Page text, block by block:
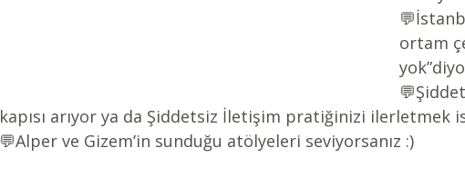
ortam
kapısı arıyor ya da Şiddetsiz İletişim pratiğinizi ilerletmek
💬Alper ve Gizem’in sunduğu atölyeleri seviyorsanız :)